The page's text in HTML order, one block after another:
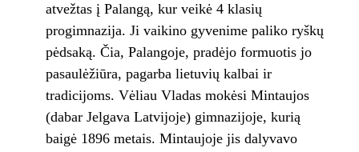
atvežtas į Palangą, kur veikė 4 klasių
progimnazija. Ji vaikino gyvenime paliko ryškų
pėdsaką. Čia, Palangoje, pradėjo formuotis jo
pasaulėžiūra, pagarba lietuvių kalbai ir
tradicijoms. Vėliau Vladas mokėsi Mintaujos
(dabar Jelgava Latvijoje) gimnazijoje, kurią
baigė 1896 metais. Mintaujoje jis dalyvavo